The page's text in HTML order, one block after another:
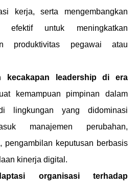
kerja, serta mengembangkan
efektif untuk meningkatkan
produktivitas pegawai atau
kecakapan leadership di era
kemampuan pimpinan dalam
lingkungan yang didominasi
manajemen perubahan,
pengambilan keputusan berbasis
kinerja digital.
organisasi terhadap